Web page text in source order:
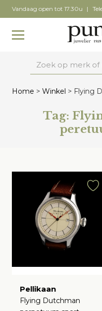
Skip
to
content
Vandaag open tot 17.30u
Toggle navigation
Home > Winkel > Flying
Tag:
Pellikaan
Flying Dutchman